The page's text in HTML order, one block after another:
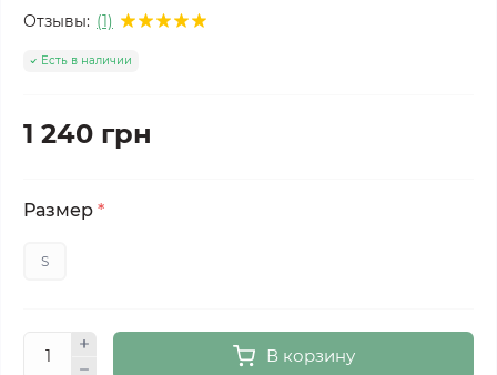
Отзывы: (1)
Есть в наличии
1 240 грн
Размер *
S
В корзину